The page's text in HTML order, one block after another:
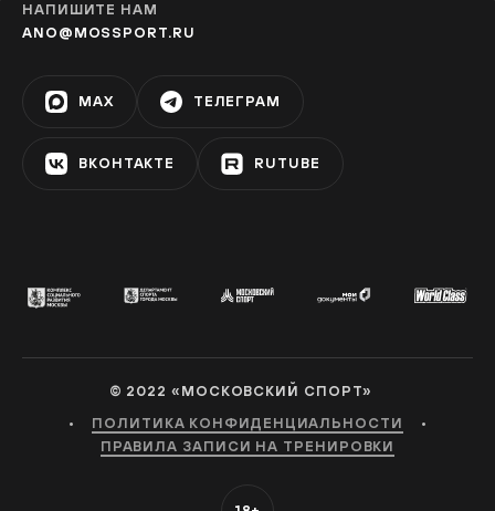
НАПИШИТЕ НАМ
ANO@MOSSPORT.RU
MAX ТЕЛЕГРАМ
ВКОНТАКТЕ RUTUBE
© 2022 «МОСКОВСКИЙ СПОРТ»
• ПОЛИТИКА КОНФИДЕНЦИАЛЬНОСТИ •
ПРАВИЛА ЗАПИСИ НА ТРЕНИРОВКИ